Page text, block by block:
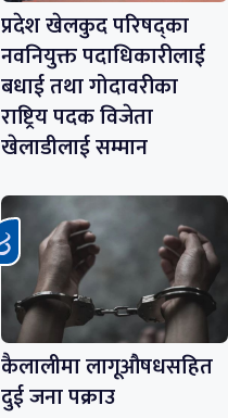
प्रदेश खेलकुद परिषद्का
नवनियुक्त पदाधिकारीलाई
बधाई तथा गोदावरीका
राष्ट्रिय पदक विजेता
खेलाडीलाई सम्मान
कैलालीमा लागूऔषधसहित
दुई जना पक्राउ